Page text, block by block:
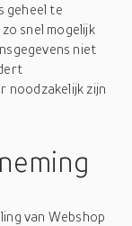
geheel te
snel mogelijk
niet
noodzakelijk zijn
van Webshop